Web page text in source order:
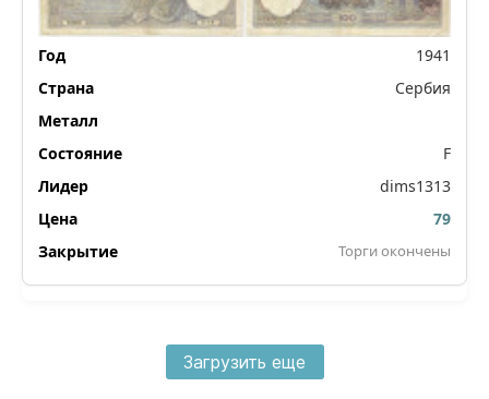
1941
Сербия
F
dims1313
79
Торги окончены
Загрузить еще